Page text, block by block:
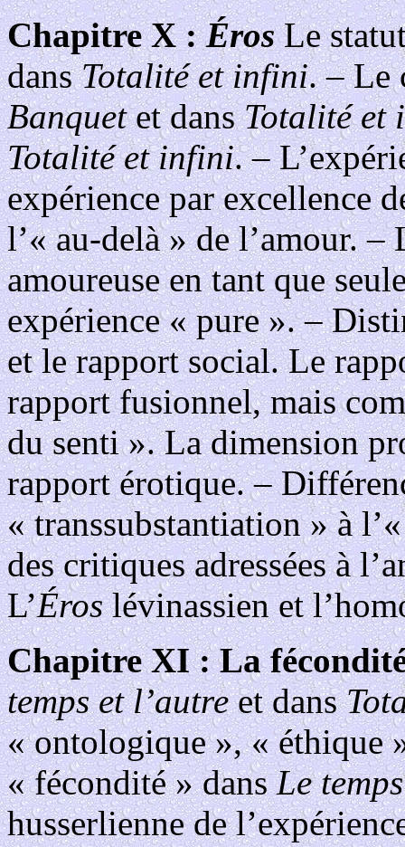
Chapitre X :Éros Le
dansTotalité et infini. – Le
Banquetet dansTotalité et
Totalité et infini. –
expérience par excellence
l’« au-delà » de l’amour.
amoureuse en tant que
expérience « pure ». –
et le rapport social. Le
rapport fusionnel, mais
du senti ». La dimension
rapport érotique. –
« transsubstantiation » à
des critiques adressées à
L’Éroslévinassien et
Chapitre XI : La
temps et l’autreet dans
« ontologique », « éthique
« fécondité » dansLe
husserlienne de